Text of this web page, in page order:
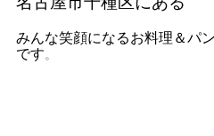
みんな笑顔になるお料理＆パ
です。